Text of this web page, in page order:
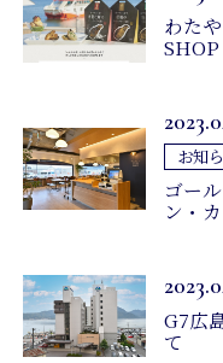
館内案内
体験・アク
周辺観光
新着情報
わた
お知
ゴー
ン・
G7広
て